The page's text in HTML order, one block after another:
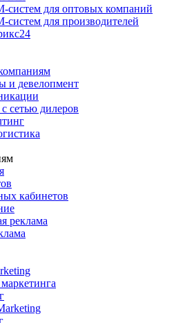
систем для оптовых компаний
систем для производителей
и девелопмент
сетью дилеров
кабинетов
реклама